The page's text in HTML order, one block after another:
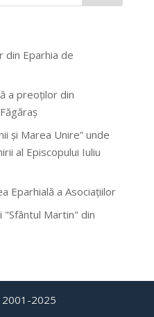
din Eparhia de
a preoților din
și Marea Unire” unde
al Episcopului Iuliu
Eparhială a Asociațiilor
"Sfântul Martin" din
2025